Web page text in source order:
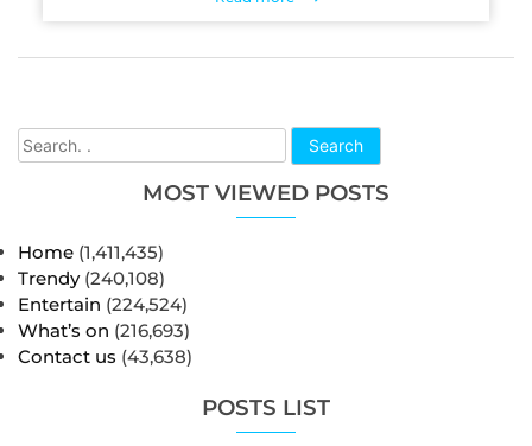
Search
MOST VIEWED POSTS
Home (1,411,435)
Trendy (240,108)
Entertain (224,524)
What’s on (216,693)
Contact us (43,638)
POSTS LIST